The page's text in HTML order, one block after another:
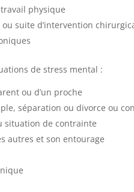
physique
suite d’intervention
de stress mental :
ou d’un proche
séparation ou divorce ou
situation de contrainte
autres et son entourage